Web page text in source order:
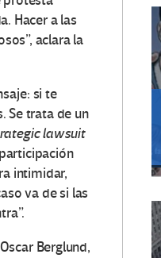
Hacer a las
aclara la
si te
Se trata de un
lawsuit
intimidar,
va de si las
Berglund,